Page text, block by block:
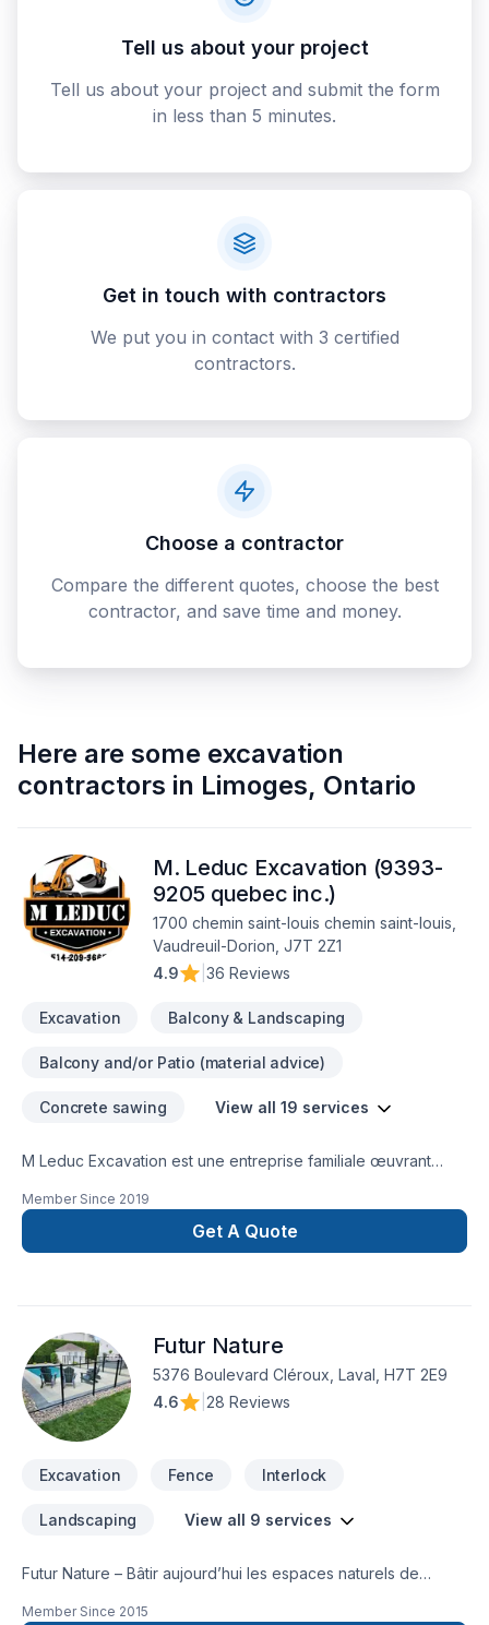
Tell us about your project
Tell us about your project and submit the form
in less than 5 minutes.
Get in touch with contractors
We put you in contact with 3 certified
contractors.
Choose a contractor
Compare the different quotes, choose the best
contractor, and save time and money.
Here are some excavation
contractors in Limoges, Ontario
M. Leduc Excavation (9393-
9205 quebec inc.)
1700 chemin saint-louis chemin saint-louis,
Vaudreuil-Dorion, J7T 2Z1
4.9
36 Reviews
Excavation Balcony & Landscaping
Balcony and/or Patio (material advice)
Concrete sawing View all 19 services
M Leduc Excavation est une entreprise familiale œuvrant
services reliés à l'excavation, tel que dalle de béton,
drainage de terrain, pose de margelles et excavation de tous
genre. Nous nous spécialisons dans la pose de drains
nous pour toutes questions ou demande de soumission!Merci
de votre confiance!License RBQ et assurance complète
Member Since 2019
Get A Quote
Futur Nature
5376 Boulevard Cléroux, Laval, H7T 2E9
4.6
28 Reviews
Excavation Fence Interlock
Landscaping View all 9 services
Futur Nature – Bâtir aujourd’hui les espaces naturels de
choix pour réaliser vos travaux d’aménagement
Member Since 2015